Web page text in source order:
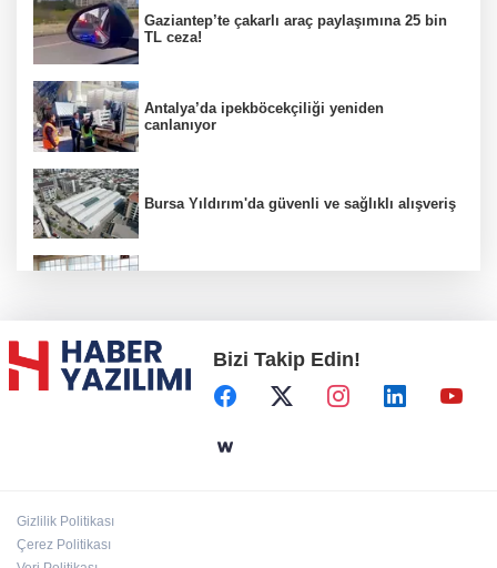
Gaziantep’te çakarlı araç paylaşımına 25 bin
TL ceza!
Antalya’da ipekböcekçiliği yeniden
canlanıyor
Bursa Yıldırım'da güvenli ve sağlıklı alışveriş
Başkent'in göletlerinde temizlik ve bakım
sürüyor
Bizi Takip Edin!
Gizlilik Politikası
Çerez Politikası